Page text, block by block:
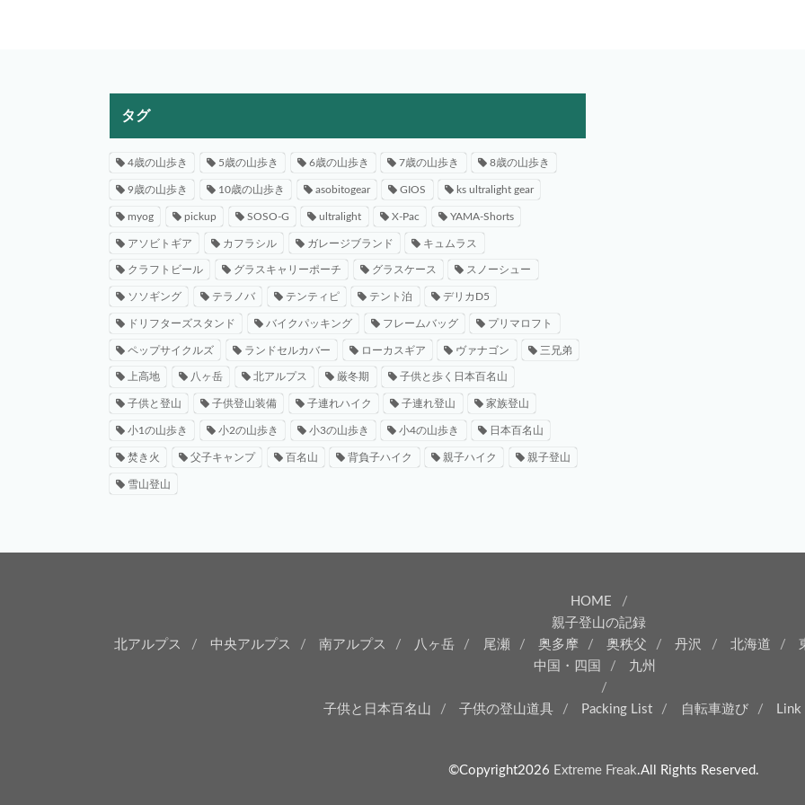
タグ
4歳の山歩き 5歳の山歩き 6歳の山歩き 7歳の山歩き 8歳の山歩き
9歳の山歩き 10歳の山歩き asobitogear GIOS ks ultralight gear
myog pickup SOSO-G ultralight X-Pac YAMA-Shorts
アソビトギア カフラシル ガレージブランド キュムラス
クラフトビール グラスキャリーポーチ グラスケース スノーシュー
ソソギング テラノバ テンティピ テント泊 デリカD5
ドリフターズスタンド バイクパッキング フレームバッグ プリマロフト
ペップサイクルズ ランドセルカバー ローカスギア ヴァナゴン 三兄弟
上高地 八ヶ岳 北アルプス 厳冬期 子供と歩く日本百名山
子供と登山 子供登山装備 子連れハイク 子連れ登山 家族登山
小1の山歩き 小2の山歩き 小3の山歩き 小4の山歩き 日本百名山
焚き火 父子キャンプ 百名山 背負子ハイク 親子ハイク 親子登山
雪山登山
HOME
親子登山の記録
北アルプス
中央アルプス 南アルプス 八ヶ岳 尾瀬 奥多摩 奥秩父 丹沢 北海道
中国・四国
九州
子供と日本百名山 子供の登山道具 Packing List 自転車遊び Link
©Copyright2026 Extreme Freak.All Rights Reserved.